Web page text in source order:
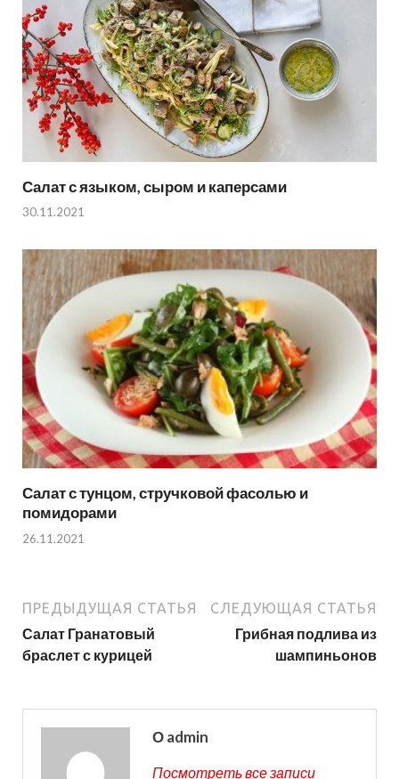
Салат с языком, сыром и каперсами
30.11.2021
Салат с тунцом, стручковой фасолью и
помидорами
26.11.2021
ПРЕДЫДУЩАЯ СТАТЬЯ
Салат Гранатовый
браслет с курицей
СЛЕДУЮЩАЯ СТАТЬЯ
Грибная подлива из
шампиньонов
О admin
Посмотреть все записи